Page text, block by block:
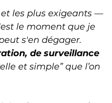
les plus exigeants —
le moment que je
s'en dégager.
de surveillance
et simple” que l’on